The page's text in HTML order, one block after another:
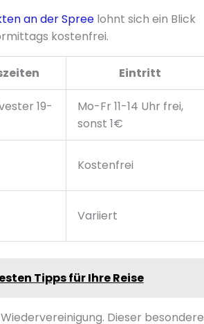
an der Spreelohnt sich ein Blick
kostenfrei.
Eintritt
19-
Mo-Fr 11-14 Uhr frei,
sonst 1€
Kostenfrei
Variiert
Tipps für Ihre Reise
Dieser besondere